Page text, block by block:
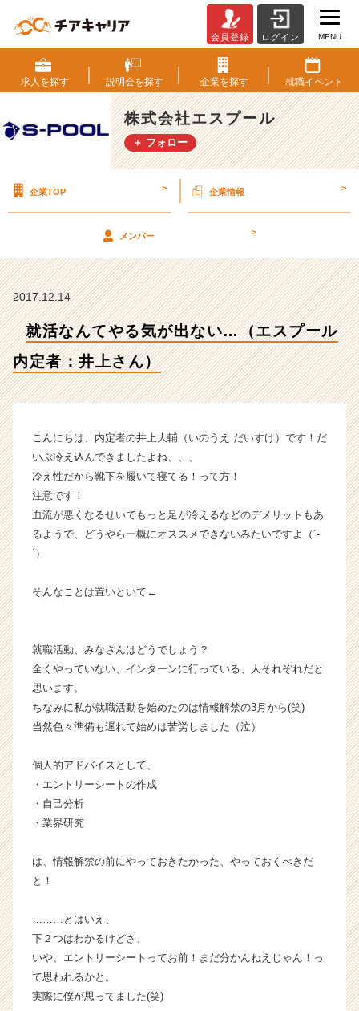
活
な
ん
て
や
る
な
ス
内
定
者：
ん）
式
会
エ
ス
の
ム
ラ
ン】
ベ
チ
ャ
業
カ
ウ
届
会員登録 ログイン MENU
求人を探す 説明会を探す 企業を探す 就職イベント
株式会社エスプール
＋ フォロー
企業TOP > 企業情報 >
メンバー >
2017.12.14
就活なんてやる気が出ない…（エスプール
内定者：井上さん）
こんにちは、内定者の井上大輔（いのうえ だいすけ）です！だ
いぶ冷え込んできましたよね、、、
冷え性だから靴下を履いて寝てる！って方！
注意です！
血流が悪くなるせいでもっと足が冷えるなどのデメリットもあ
るようで、どうやら一概にオススメできないみたいですよ（´-
`）
そんなことは置いといて←
就職活動、みなさんはどうでしょう？
全くやっていない、インターンに行っている、人それぞれだと
思います。
ちなみに私が就職活動を始めたのは情報解禁の3月から(笑)
当然色々準備も遅れて始めは苦労しました（泣）
個人的アドバイスとして、
・エントリーシートの作成
・自己分析
・業界研究
は、情報解禁の前にやっておきたかった、やっておくべきだ
と！
………とはいえ、
下２つはわかるけどさ、
いや、エントリーシートってお前！まだ分かんねえじゃん！っ
て思われるかと。
実際に僕が思ってました(笑)